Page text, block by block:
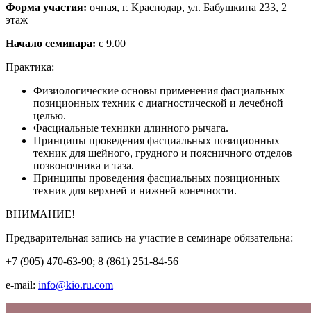
Форма участия: очная, г. Краснодар, ул. Бабушкина 233, 2
этаж
Начало семинара: с 9.00
Практика:
Физиологические основы применения фасциальных
позиционных техник с диагностической и лечебной
целью.
Фасциальные техники длинного рычага.
Принципы проведения фасциальных позиционных
техник для шейного, грудного и поясничного отделов
позвоночника и таза.
Принципы проведения фасциальных позиционных
техник для верхней и нижней конечности.
ВНИМАНИЕ!
Предварительная запись на участие в семинаре обязательна:
+7 (905) 470-63-90; 8 (861) 251-84-56
e-mail: info@kio.ru.com